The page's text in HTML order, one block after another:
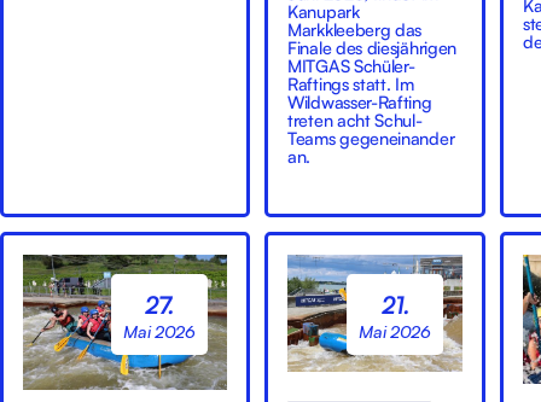
Kanupark
Markkleeberg das
Finale des diesjährigen
MITGAS Schüler-
Raftings statt. Im
Wildwasser-Rafting
treten acht Schul-
Teams gegeneinander
an.
27.
Mai 2026
21.
Mai 2026